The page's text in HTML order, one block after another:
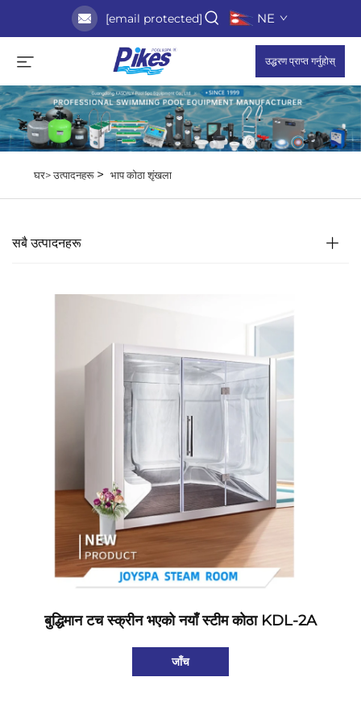
[email protected] NE
उद्धरण प्राप्त गर्नुहोस्
घर>उत्पादनहरू> भाप कोठा शृंखला
सबै उत्पादनहरू
बुद्धिमान टच स्क्रीन भएको नयाँ स्टीम कोठा KDL-2A
जाँच